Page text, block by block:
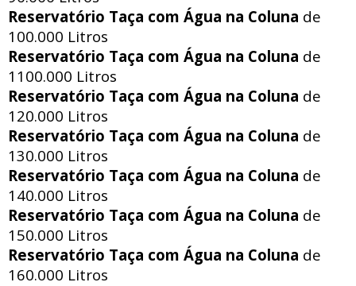
Reservatório Taça com Água na Coluna de
100.000 Litros
Reservatório Taça com Água na Coluna de
1100.000 Litros
Reservatório Taça com Água na Coluna de
120.000 Litros
Reservatório Taça com Água na Coluna de
130.000 Litros
Reservatório Taça com Água na Coluna de
140.000 Litros
Reservatório Taça com Água na Coluna de
150.000 Litros
Reservatório Taça com Água na Coluna de
160.000 Litros